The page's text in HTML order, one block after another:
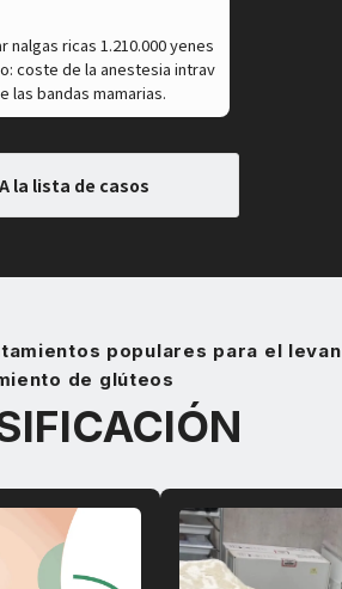
nalgas ricas 1.210.000 yenes
coste de la anestesia intrav
las bandas mamarias.
A la lista de casos
populares para el levan
de glúteos